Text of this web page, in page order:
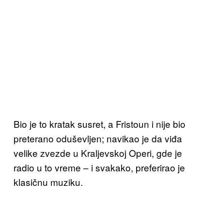
Bio je to kratak susret, a Fristoun i nije bio
preterano oduševljen; navikao je da viđa
velike zvezde u Kraljevskoj Operi, gde je
radio u to vreme – i svakako, preferirao je
klasičnu muziku.